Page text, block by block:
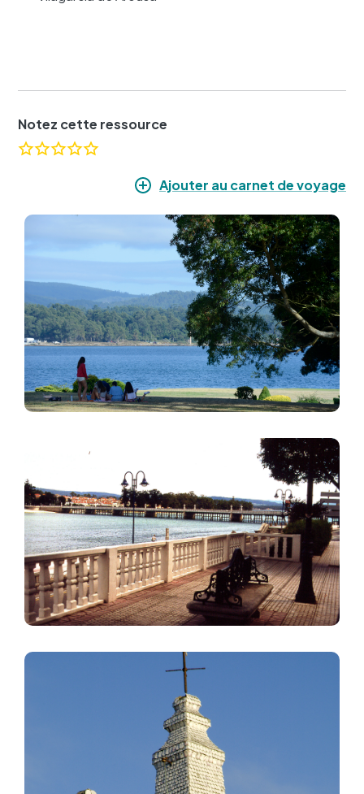
Notez cette ressource
Ajouter au carnet de voyage
Image
Image